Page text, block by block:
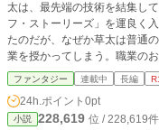
太は、最先端の技術を結集し
フ・ストーリーズ」を運良く
たのだが、なぜか草太は普通
業を授かってしまう。職業の
夢に消えてしまったが、草太
スにゲームを楽しむ！！...はずだった... まだまだ初心者ですが
なれば嬉しいです！おかしな
てください！
ファンタジー 連載中 長編
24h.ポイント 0pt
小説 228,619 位 / 228,619件